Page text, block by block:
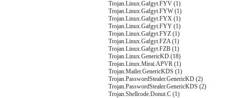
Trojan.Linux.Gafgyt.FYV (1)
Trojan.Linux.Gafgyt.FYW (1)
Trojan.Linux.Gafgyt.FYX (1)
Trojan.Linux.Gafgyt.FYY (1)
Trojan.Linux.Gafgyt.FYZ (1)
Trojan.Linux.Gafgyt.FZA (1)
Trojan.Linux.Gafgyt.FZB (1)
Trojan.Linux.GenericKD (18)
Trojan.Linux.Mirai.APVR (1)
Trojan.Mailer.GenericKDS (1)
Trojan.PasswordStealer.GenericKD (2)
Trojan.PasswordStealer.GenericKDS (2)
Trojan.Shellcode.Donut.C (1)